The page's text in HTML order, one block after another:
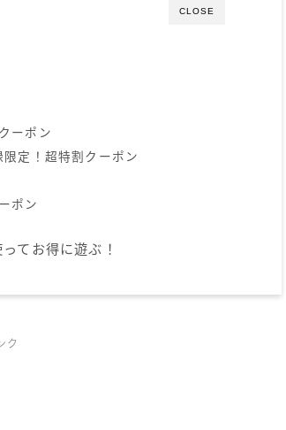
CLOSE
ーポン
限定！超特割クーポン
ポン
てお得に遊ぶ！
ク